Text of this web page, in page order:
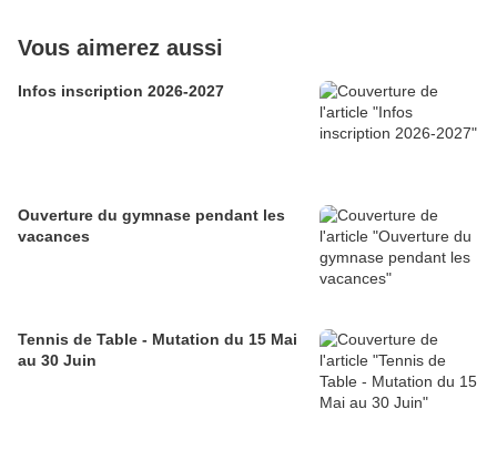
Vous aimerez aussi
Infos inscription 2026-2027
Ouverture du gymnase pendant les
vacances
Tennis de Table - Mutation du 15 Mai
au 30 Juin